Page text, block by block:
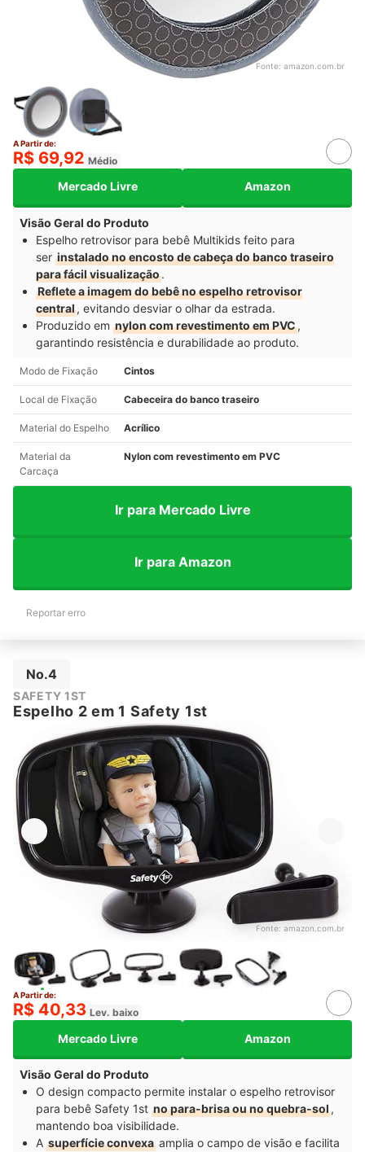
Fonte: amazon.com.br
A Partir de:
R$ 69,92 Médio
Mercado Livre Amazon
Visão Geral do Produto
Espelho retrovisor para bebê Multikids feito para
ser instalado no encosto de cabeça do banco traseiro
para fácil visualização.
Reflete a imagem do bebê no espelho retrovisor
central, evitando desviar o olhar da estrada.
Produzido em nylon com revestimento em PVC,
garantindo resistência e durabilidade ao produto.
Modo de Fixação Cintos
Local de Fixação Cabeceira do banco traseiro
Material do Espelho Acrílico
Material da
Carcaça
Nylon com revestimento em PVC
Ir para Mercado Livre
Ir para Amazon
Reportar erro
No.4
SAFETY 1ST
Espelho 2 em 1 Safety 1st
Fonte: amazon.com.br
A Partir de:
R$ 40,33 Lev. baixo
Mercado Livre Amazon
Visão Geral do Produto
O design compacto permite instalar o espelho retrovisor
para bebê Safety 1st no para-brisa ou no quebra-sol,
mantendo boa visibilidade.
A superfície convexa amplia o campo de visão e facilita